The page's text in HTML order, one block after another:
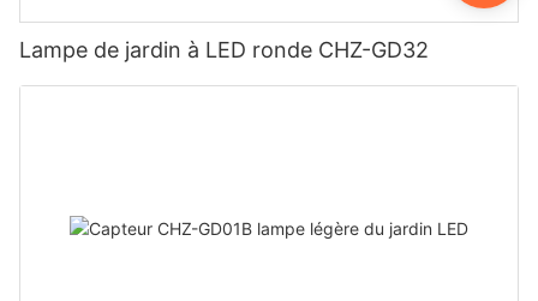
Lampe de jardin à LED ronde CHZ-GD32